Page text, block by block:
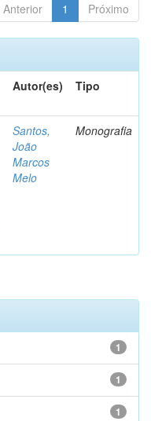
Anterior 1 Próximo
Autor(es) Tipo
Santos,
João
Marcos
Melo
Monografia
1
1
1